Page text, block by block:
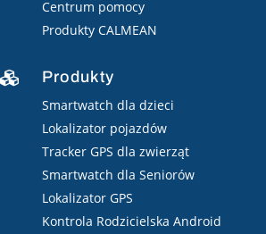
Centrum pomocy
Produkty CALMEAN
 Produkty
Smartwatch dla dzieci
Lokalizator pojazdów
Tracker GPS dla zwierząt
Smartwatch dla Seniorów
Lokalizator GPS
Kontrola Rodzicielska Android